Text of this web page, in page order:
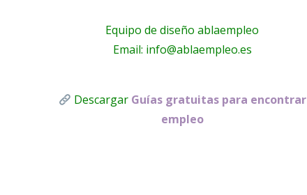
Equipo de diseño ablaempleo
Email: info@ablaempleo.es
Descargar Guías gratuitas para encontrar
empleo